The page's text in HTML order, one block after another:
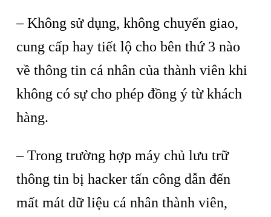
– Không sử dụng, không chuyển giao,
cung cấp hay tiết lộ cho bên thứ 3 nào
về thông tin cá nhân của thành viên khi
không có sự cho phép đồng ý từ khách
hàng.
– Trong trường hợp máy chủ lưu trữ
thông tin bị hacker tấn công dẫn đến
mất mát dữ liệu cá nhân thành viên,